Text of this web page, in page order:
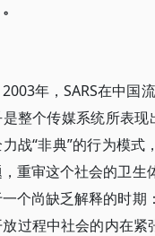
2003年，SARS在中国
是整个传媒系统所表
战“非典”的行为模
重审这个社会的卫生
个尚缺乏解释的时期
放过程中社会的内在